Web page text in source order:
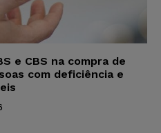
e CBS na compra de
com deficiência e